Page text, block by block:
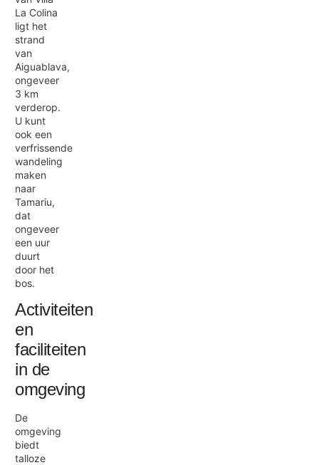
La Colina
ligt het
strand
van
Aiguablava,
ongeveer
3 km
verderop.
U kunt
ook een
verfrissende
wandeling
maken
naar
Tamariu,
dat
ongeveer
een uur
duurt
door het
bos.
Activiteiten
en
faciliteiten
in de
omgeving
De
omgeving
biedt
talloze